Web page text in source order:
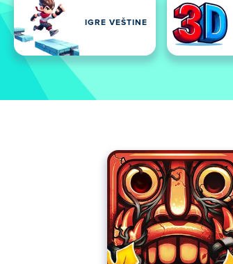
IGRE VEŠTINE